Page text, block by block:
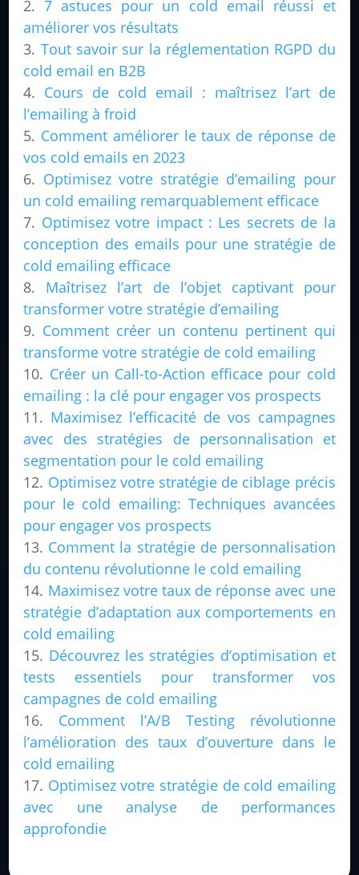
7 astuces pour un cold email réussi et
améliorer vos résultats
Tout savoir sur la réglementation RGPD du
cold email en B2B
Cours de cold email : maîtrisez l’art de
l’emailing à froid
Comment améliorer le taux de réponse de
vos cold emails en 2023
Optimisez votre stratégie d’emailing pour
un cold emailing remarquablement efficace
Optimisez votre impact : Les secrets de la
conception des emails pour une stratégie de
cold emailing efficace
Maîtrisez l’art de l’objet captivant pour
transformer votre stratégie d’emailing
Comment créer un contenu pertinent qui
transforme votre stratégie de cold emailing
Créer un Call-to-Action efficace pour cold
emailing : la clé pour engager vos prospects
Maximisez l’efficacité de vos campagnes
avec des stratégies de personnalisation et
segmentation pour le cold emailing
Optimisez votre stratégie de ciblage précis
pour le cold emailing: Techniques avancées
pour engager vos prospects
Comment la stratégie de personnalisation
du contenu révolutionne le cold emailing
Maximisez votre taux de réponse avec une
stratégie d’adaptation aux comportements en
cold emailing
Découvrez les stratégies d’optimisation et
tests essentiels pour transformer vos
campagnes de cold emailing
Comment l’A/B Testing révolutionne
l’amélioration des taux d’ouverture dans le
cold emailing
Optimisez votre stratégie de cold emailing
avec une analyse de performances
approfondie